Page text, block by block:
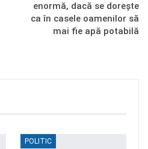
enormă, dacă se dorește
ca în casele oamenilor să
mai fie apă potabilă
POLITIC